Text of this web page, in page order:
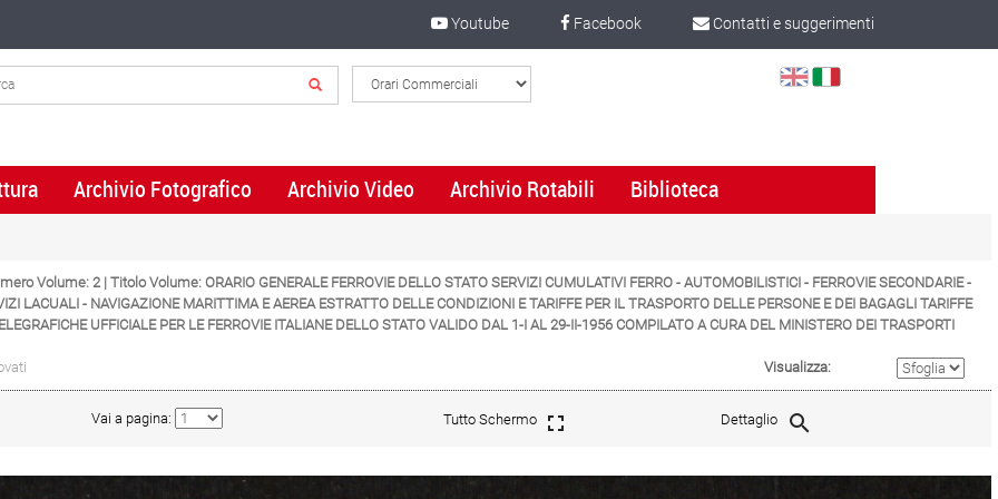
Contatti e suggerimenti
Facebook
Youtube
Select
Archivio Fotografico Archivio Video Archivio Rotabili Biblioteca
Volume: 2 | Titolo Volume: ORARIO GENERALE FERROVIE DELLO STATO SERVIZI CUMULATIVI FERRO - AUTOMOBILISTICI - FERROVIE SECONDARIE -
LACUALI - NAVIGAZIONE MARITTIMA E AEREA ESTRATTO DELLE CONDIZIONI E TARIFFE PER IL TRASPORTO DELLE PERSONE E DEI BAGAGLI TARIFFE
UFFICIALE PER LE FERROVIE ITALIANE DELLO STATO VALIDO DAL 1-I AL 29-II-1956 COMPILATO A CURA DEL MINISTERO DEI TRASPORTI
Visualizza:
Vai a pagina: Tutto Schermo Dettaglio